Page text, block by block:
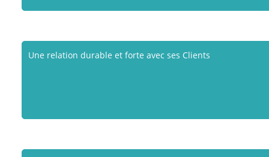
Une relation durable et forte avec ses Clients